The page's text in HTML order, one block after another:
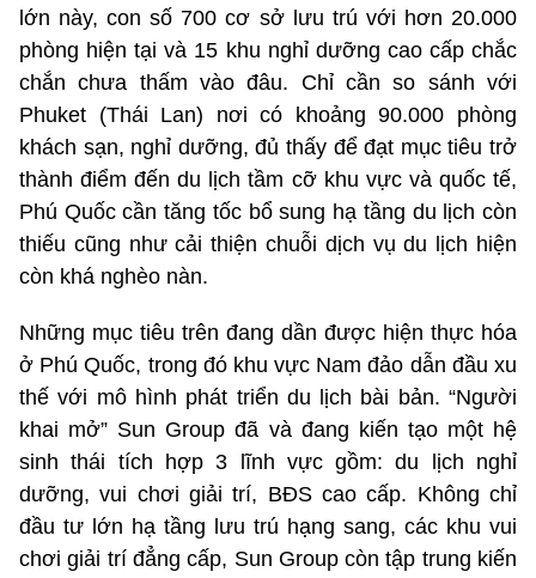
lớn này, con số 700 cơ sở lưu trú với hơn 20.000
phòng hiện tại và 15 khu nghỉ dưỡng cao cấp chắc
chắn chưa thấm vào đâu. Chỉ cần so sánh với
Phuket (Thái Lan) nơi có khoảng 90.000 phòng
khách sạn, nghỉ dưỡng, đủ thấy để đạt mục tiêu trở
thành điểm đến du lịch tầm cỡ khu vực và quốc tế,
Phú Quốc cần tăng tốc bổ sung hạ tầng du lịch còn
thiếu cũng như cải thiện chuỗi dịch vụ du lịch hiện
còn khá nghèo nàn.
Những mục tiêu trên đang dần được hiện thực hóa
ở Phú Quốc, trong đó khu vực Nam đảo dẫn đầu xu
thế với mô hình phát triển du lịch bài bản. “Người
khai mở” Sun Group đã và đang kiến tạo một hệ
sinh thái tích hợp 3 lĩnh vực gồm: du lịch nghỉ
dưỡng, vui chơi giải trí, BĐS cao cấp. Không chỉ
đầu tư lớn hạ tầng lưu trú hạng sang, các khu vui
chơi giải trí đẳng cấp, Sun Group còn tập trung kiến